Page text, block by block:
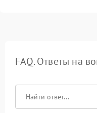
FAQ. Ответы на